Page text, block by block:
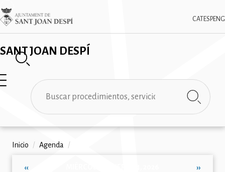
Pasar
al
contenido
SANT JOAN DESPÍ
CAT ESPENG
Imatge
✕
Buscar
Ruta
de
Inicio / Agenda /
‹‹ ››